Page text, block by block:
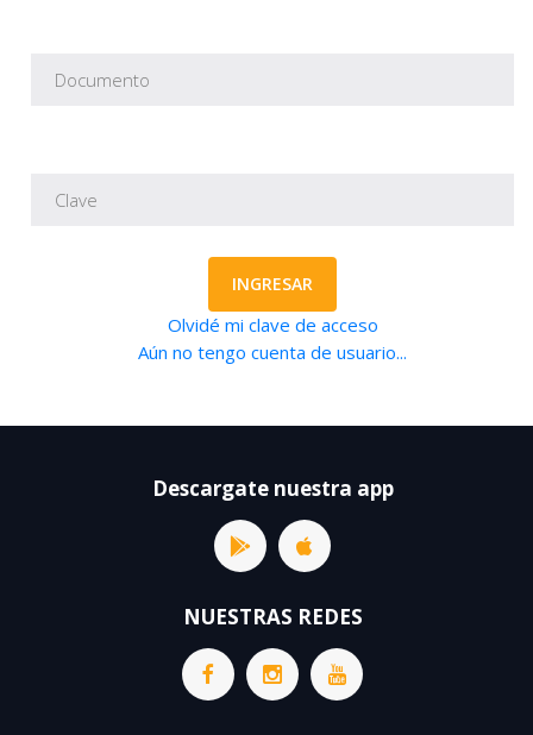
INGRESAR
Olvidé mi clave de acceso
Aún no tengo cuenta de usuario...
Descargate nuestra app
NUESTRAS REDES